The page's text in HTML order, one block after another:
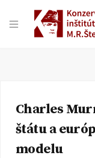
Charles
štátu a
modelu